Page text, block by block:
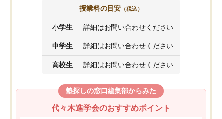
授業料の目安 （税込）
小学生 詳細はお問い合わせください
中学生 詳細はお問い合わせください
高校生 詳細はお問い合わせください
塾探しの窓口編集部からみた
代々木進学会のおすすめポイント